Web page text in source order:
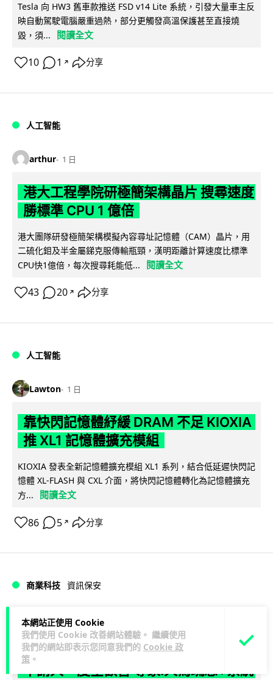
本網站正使用 Cookie
我們使用 Cookie 改善網站體驗。 繼續使用
我們的網站即表示您同意我們的 Cookie 政
策 。
Tesla 向 HW3 舊車款推送 FSD v14 Lite 系統，引發大量車主反
映自動駕駛電腦嚴重過熱，部分更觸發高溫保護甚至直接燒
毀，須...
閱讀全文
10 1 ↗ 分享
人工智能
arthur 1 日
港大工程學院研極簡架構晶片 搜尋速度
勝標準 CPU 1 億倍
港大團隊研發極簡架構模擬內容尋址記憶體（CAM）晶片，用
二硫化鉬及半金屬銻克服傳輸瓶頸，漢明距離計算速度比標準
CPU快1億倍，每次搜尋耗能低...
閱讀全文
43 20 ↗ 分享
人工智能
Lawton 1 日
靠快閃記憶體紓緩 DRAM 不足 KIOXIA
推 XL1 記憶體擴充模組
KIOXIA 發表全新記憶體擴充模組 XL1 系列，結合低延遲快閃記
憶體 XL-FLASH 與 CXL 介面，將快閃記憶體轉化為記憶體擴充
方...
閱讀全文
86 5 ↗ 分享
商業科技 資訊保安
Lawton 1 日
東華學院誤發取錄電郵 全數 11,139 名
申請人一度空歡喜 專家:人為疏忽+系統